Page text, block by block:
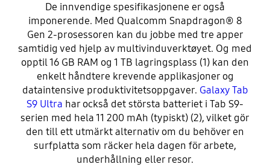
De innvendige spesifikasjonene er også
imponerende. Med Qualcomm Snapdragon® 8
Gen 2-prosessoren kan du jobbe med tre apper
samtidig ved hjelp av multivinduverktøyet. Og med
opptil 16 GB RAM og 1 TB lagringsplass (1) kan den
enkelt håndtere krevende applikasjoner og
dataintensive produktivitetsoppgaver. Galaxy Tab
S9 Ultra har också det största batteriet i Tab S9-
serien med hela 11 200 mAh (typiskt) (2), vilket gör
den till ett utmärkt alternativ om du behöver en
surfplatta som räcker hela dagen för arbete,
underhållning eller resor.